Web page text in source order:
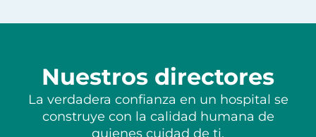
Nuestros directores
La verdadera confianza en un hospital se
construye con la calidad humana de
quienes cuidad de ti.